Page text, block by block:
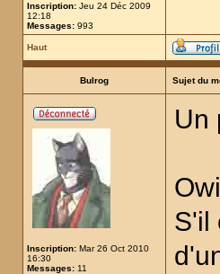
Inscription: Jeu 24 Déc 2009
12:18
Messages: 993
Haut
Bulrog Sujet du
Inscription: Mar 26 Oct 2010
16:30
Messages: 11
Un
S'il